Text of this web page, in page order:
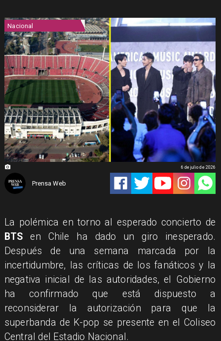
Nacional
Prensa Web
6 de julio de 2026
La polémica en torno al esperado concierto de
BTS en Chile ha dado un giro inesperado.
Después de una semana marcada por la
incertidumbre, las críticas de los fanáticos y la
negativa inicial de las autoridades, el Gobierno
ha confirmado que está dispuesto a
reconsiderar la autorización para que la
superbanda de K-pop se presente en el Coliseo
Central del Estadio Nacional.